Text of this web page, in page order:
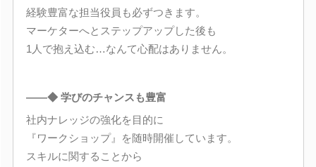
経験豊富な担当役員も必ずつきます。
マーケターへとステップアップした後も
1人で抱え込む…なんて心配はありません。
――◆ 学びのチャンスも豊富
社内ナレッジの強化を目的に
『ワークショップ』を随時開催しています。
スキルに関することから